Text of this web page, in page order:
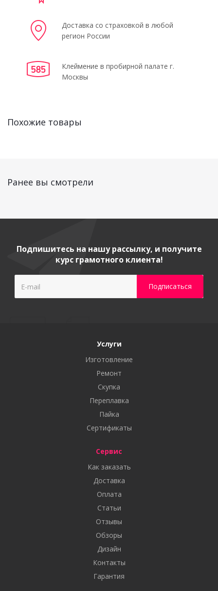
Доставка со страховкой в любой
регион России
Клеймение в пробирной палате г.
Москвы
Похожие товары
Ранее вы смотрели
Подпишитесь на нашу рассылку, и получите
курс грамотного клиента!
Услуги
Изготовление
Ремонт
Скупка
Переплавка
Пайка
Сертификаты
Сервис
Как заказать
Доставка
Оплата
Статьи
Отзывы
Обзоры
Дизайн
Контакты
Гарантия